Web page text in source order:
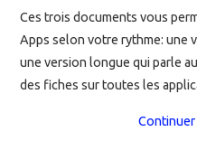
Ces trois documents vous
Apps selon votre rythme: une
une version longue qui parle
des fiches sur toutes les